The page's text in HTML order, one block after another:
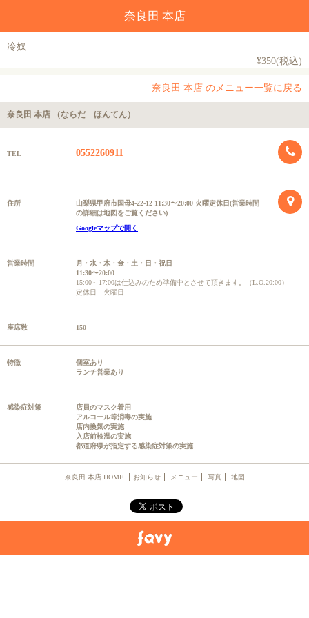
奈良田 本店
冷奴
¥350(税込)
奈良田 本店 のメニュー一覧に戻る
奈良田 本店 （ならだ ほんてん）
TEL 0552260911
住所
山梨県甲府市国母4-22-12 11:30〜20:00 火曜定休日(営業時間
の詳細は地図をご覧ください)
Googleマップで開く
営業時間
月・水・木・金・土・日・祝日
11:30〜20:00
15:00～17:00は仕込みのため準備中とさせて頂きます。（L.O.20:00）
定休日 火曜日
座席数 150
特徴
個室あり
ランチ営業あり
感染症対策
店員のマスク着用
アルコール等消毒の実施
店内換気の実施
入店前検温の実施
都道府県が指定する感染症対策の実施
奈良田 本店 HOME お知らせ メニュー 写真 地図